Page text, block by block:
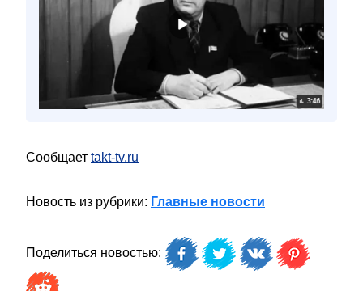
Сообщает takt-tv.ru
Новость из рубрики: Главные новости
Поделиться новостью: